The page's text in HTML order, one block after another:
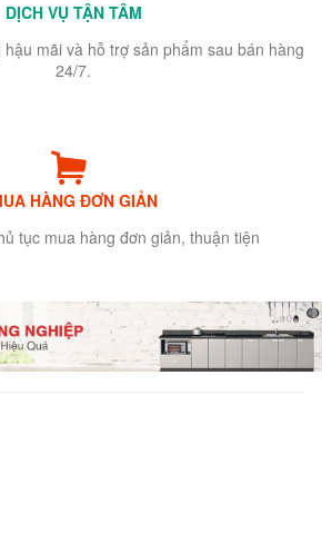
DỊCH VỤ TẬN TÂM
mãi và hỗ trợ sản phẩm sau bán hàng
24/7.
HÀNG ĐƠN GIẢN
tục mua hàng đơn giản, thuận tiện